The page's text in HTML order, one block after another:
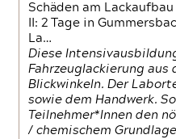
Schäden am
II: 2 Tage in
La…
Diese
Fahrzeuglackierung aus
Blickwinkeln. Der
sowie dem Handwerk.
Teilnehmer*Innen den
/ chemischem